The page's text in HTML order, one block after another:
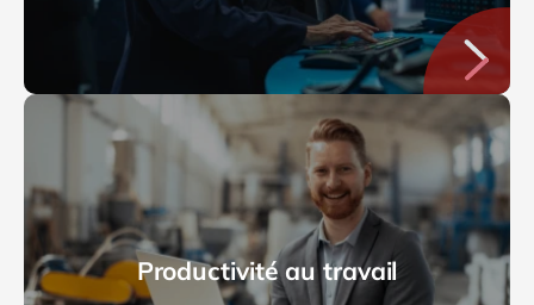
Productivité au travail